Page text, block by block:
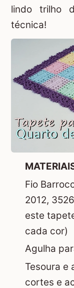
lindo trilho
técnica!
Fio
2012,
este
cada cor)
Agulha
Tesoura e
cortes e